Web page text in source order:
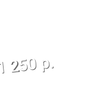
250 р.